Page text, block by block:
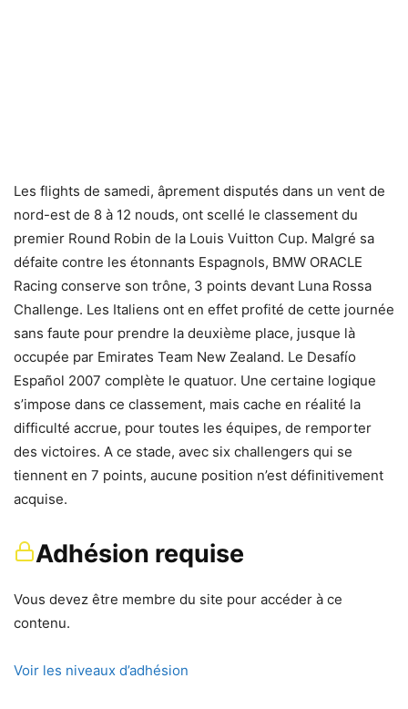
Les flights de samedi, âprement disputés dans un vent de
nord-est de 8 à 12 nouds, ont scellé le classement du
premier Round Robin de la Louis Vuitton Cup. Malgré sa
défaite contre les étonnants Espagnols, BMW ORACLE
Racing conserve son trône, 3 points devant Luna Rossa
Challenge. Les Italiens ont en effet profité de cette journée
sans faute pour prendre la deuxième place, jusque là
occupée par Emirates Team New Zealand. Le Desafío
Español 2007 complète le quatuor. Une certaine logique
s’impose dans ce classement, mais cache en réalité la
difficulté accrue, pour toutes les équipes, de remporter
des victoires. A ce stade, avec six challengers qui se
tiennent en 7 points, aucune position n’est définitivement
acquise.
Adhésion requise
Vous devez être membre du site pour accéder à ce
contenu.
Voir les niveaux d’adhésion